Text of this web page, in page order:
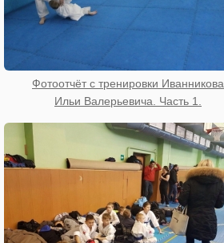
Фотоотчёт с тренировки Иванникова
Ильи Валерьевича. Часть 1.